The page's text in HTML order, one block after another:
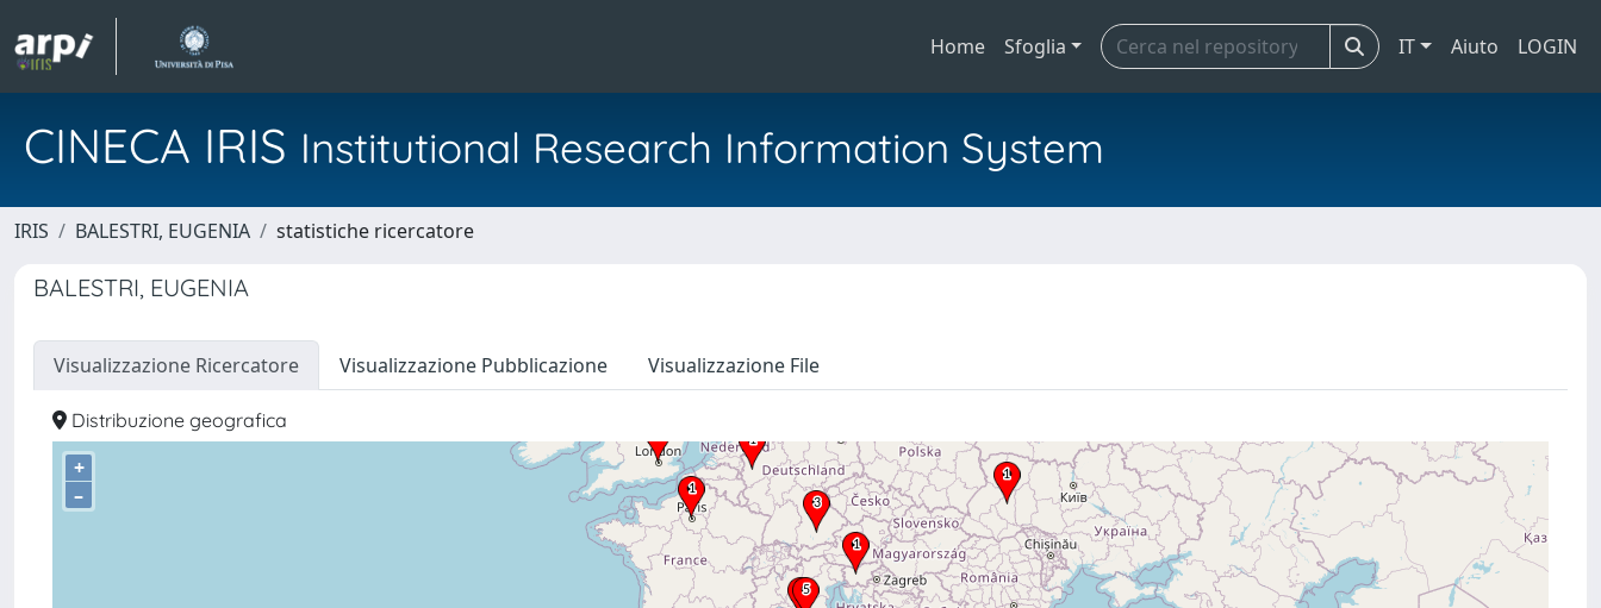
Home Sfoglia IT Aiuto LOGIN
CINECA IRIS Institutional Research Information System
IRIS BALESTRI, EUGENIA statistiche ricercatore
BALESTRI, EUGENIA
Visualizzazione Ricercatore Visualizzazione Pubblicazione Visualizzazione File
Distribuzione geografica
+
–